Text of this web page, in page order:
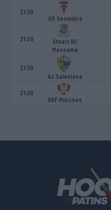
21:30
GD Sesimbra
21:30
Stuart HC
Massamá
21:30
AJ Salesiana
21:30
GRF Murches